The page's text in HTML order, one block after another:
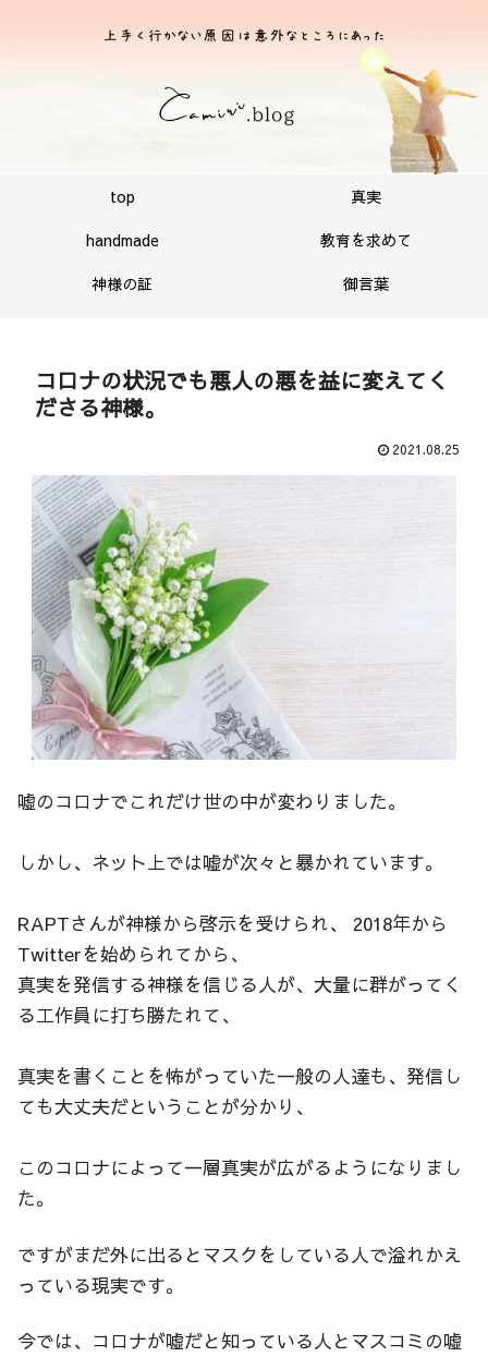
top
真実
handmade
教育を求めて
神様の証
御言葉
コロナの状況でも悪人の悪を益に変えてく
ださる神様。
2021.08.25
嘘のコロナでこれだけ世の中が変わりました。
しかし、ネット上では嘘が次々と暴かれています。
RAPTさんが神様から啓示を受けられ、 2018年から
Twitterを始められてから、
真実を発信する神様を信じる人が、大量に群がってく
る工作員に打ち勝たれて、
真実を書くことを怖がっていた一般の人達も、発信し
ても大丈夫だということが分かり、
このコロナによって一層真実が広がるようになりまし
た。
ですがまだ外に出るとマスクをしている人で溢れかえ
っている現実です。
今では、コロナが嘘だと知っている人とマスコミの嘘